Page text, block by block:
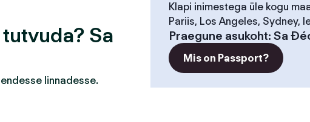
Sa
linnadesse.
Klapi inimestega üle kogu
Pariis, Los Angeles, Sydney,
Praegune asukoht: Sa
Mis on Passport?